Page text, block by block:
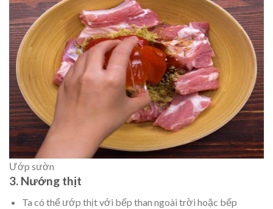
Ướp sườn
3. Nướng thịt
Ta có thể ướp thịt với bếp than ngoài trời hoặc bếp